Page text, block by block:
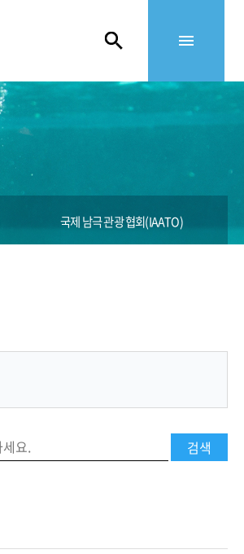
국제 남극 관광 협회(IAATO)